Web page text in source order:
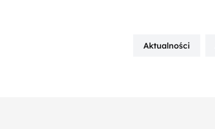
Aktualności